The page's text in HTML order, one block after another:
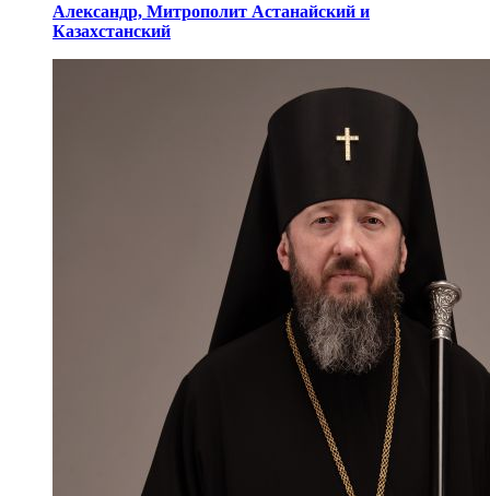
Александр, Митрополит Астанайский и
Казахстанский